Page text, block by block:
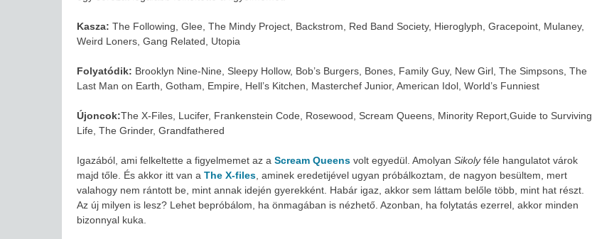
Kasza: The Following, Glee, The Mindy Project, Backstrom, Red Band Society, Hieroglyph, Gracepoint, Mulaney,
Weird Loners, Gang Related, Utopia
Folyatódik: Brooklyn Nine-Nine, Sleepy Hollow, Bob’s Burgers, Bones, Family Guy, New Girl, The Simpsons, The
Last Man on Earth, Gotham, Empire, Hell’s Kitchen, Masterchef Junior, American Idol, World’s Funniest
Újoncok:The X-Files, Lucifer, Frankenstein Code, Rosewood, Scream Queens, Minority Report,Guide to Surviving
Life, The Grinder, Grandfathered
Igazából, ami felkeltette a figyelmemet az a Scream Queens volt egyedül. Amolyan Sikolyféle hangulatot várok
majd tőle. És akkor itt van a The X-files , aminek eredetijével ugyan próbálkoztam, de nagyon besültem, mert
valahogy nem rántott be, mint annak idején gyerekként. Habár igaz, akkor sem láttam belőle több, mint hat részt.
Az új milyen is lesz? Lehet bepróbálom, ha önmagában is nézhető. Azonban, ha folytatás ezerrel, akkor minden
bizonnyal kuka.